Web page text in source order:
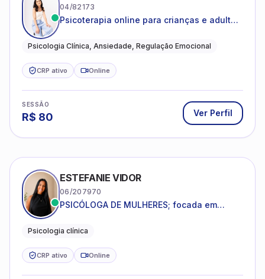
04/82173
Psicoterapia online para crianças e adultos
reduzir a ansiedade e construir uma vida
Psicologia Clínica, Ansiedade, Regulação Emocional
CRP ativo Online
SESSÃO
R$ 80 Ver Perfil
ESTEFANIE VIDOR
06/207970
PSICÓLOGA DE MULHERES; focada em
dentro da sua realidade.
Psicologia clínica
CRP ativo Online